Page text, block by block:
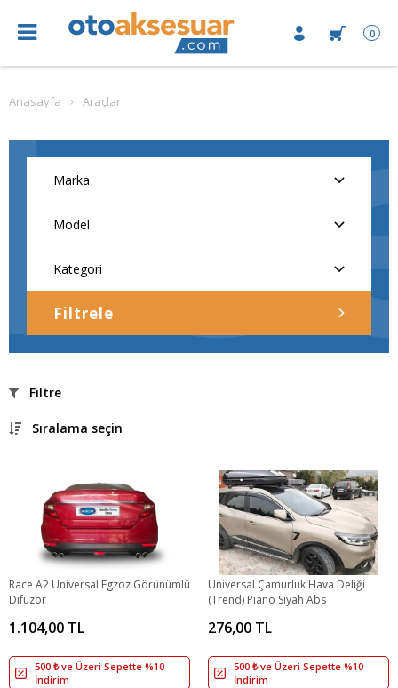
0
Anasayfa Araçlar
Filtrele
Filtre
Sıralama seçin
Race A2 Universal Egzoz Görünümlü
Difüzör
1.104,00 TL
500 ₺ ve Üzeri Sepette %10
İndirim
Universal Çamurluk Hava Deliği
(Trend) Piano Siyah Abs
276,00 TL
500 ₺ ve Üzeri Sepette %10
İndirim